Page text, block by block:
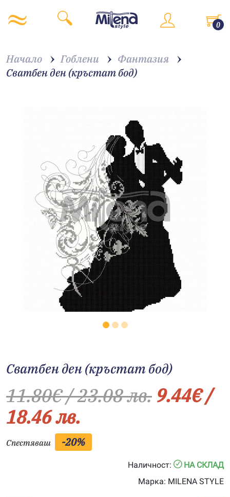
0
Начало Гоблени
Фантазия
Сватбен ден (кръстат бод)
Сватбен ден (кръстат бод)
11.80€/ 23.08 лв. 9.44€/
18.46 лв.
Спестяваш -20%
Наличност:
НА СКЛАД
Марка: MILENA STYLE